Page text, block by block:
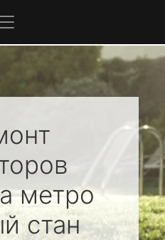
метро
стан